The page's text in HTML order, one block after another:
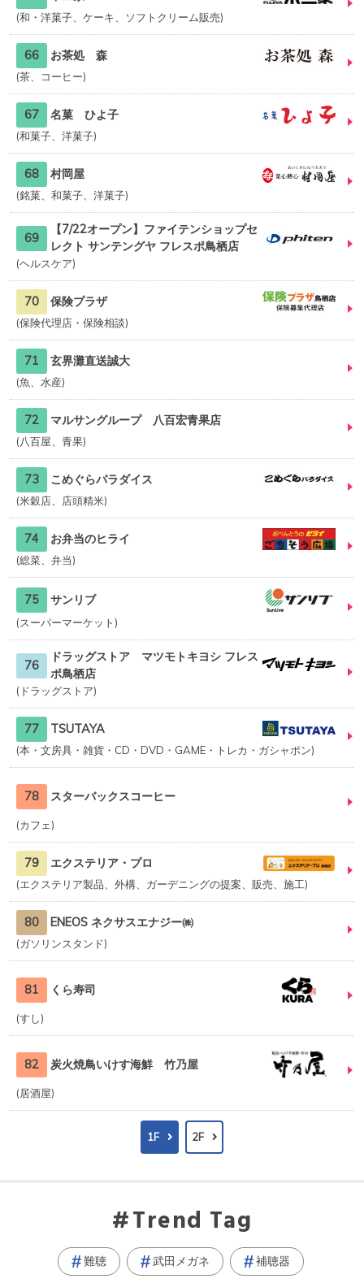
和・洋菓子、ケーキ、ソフトクリーム販売
66 お茶処 森
茶、コーヒー
67 名菓 ひよ子
和菓子、洋菓子
68 村岡屋
銘菓、和菓子、洋菓子
69
【7/22オープン】ファイテンショップセ
レクト サンテングヤ フレスポ鳥栖店
ヘルスケア
70 保険プラザ
保険代理店・保険相談
71 玄界灘直送誠大
魚、水産
72 マルサングループ 八百宏青果店
八百屋、青果
73 こめぐらパラダイス
米穀店、店頭精米
74 お弁当のヒライ
総菜、弁当
75 サンリブ
スーパーマーケット
76
ドラッグストア マツモトキヨシ フレス
ポ鳥栖店
ドラッグストア
77 TSUTAYA
本・文房具・雑貨・CD・DVD・GAME・トレカ・ガシャポン
78 スターバックスコーヒー
カフェ
79 エクステリア・プロ
エクステリア製品、外構、ガーデニングの提案、販売、施工
80 ENEOS ネクサスエナジー㈱
ガソリンスタンド
81 くら寿司
すし
82 炭火焼鳥いけす海鮮 竹乃屋
居酒屋
1F 2F
Trend Tag
難聴 武田メガネ 補聴器